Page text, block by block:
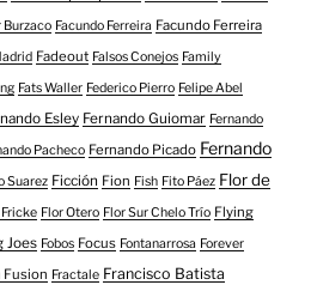
Burzaco Facundo Ferreira Facundo Ferreira
Fadeout Falsos Conejos Family
Fats Waller Federico Pierro Felipe Abel
Esley Fernando Guiomar Fernando
Pacheco Fernando Picado Fernando
Suarez Ficción Fion Fish Fito Páez Flor de
Flor Otero Flor Sur Chelo Trío Flying
Joes Fobos Focus Fontanarrosa Forever
Fusion Fractale Francisco Batista